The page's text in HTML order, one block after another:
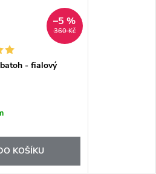
360 Kč
–5 %
- fialový
KOŠÍKU